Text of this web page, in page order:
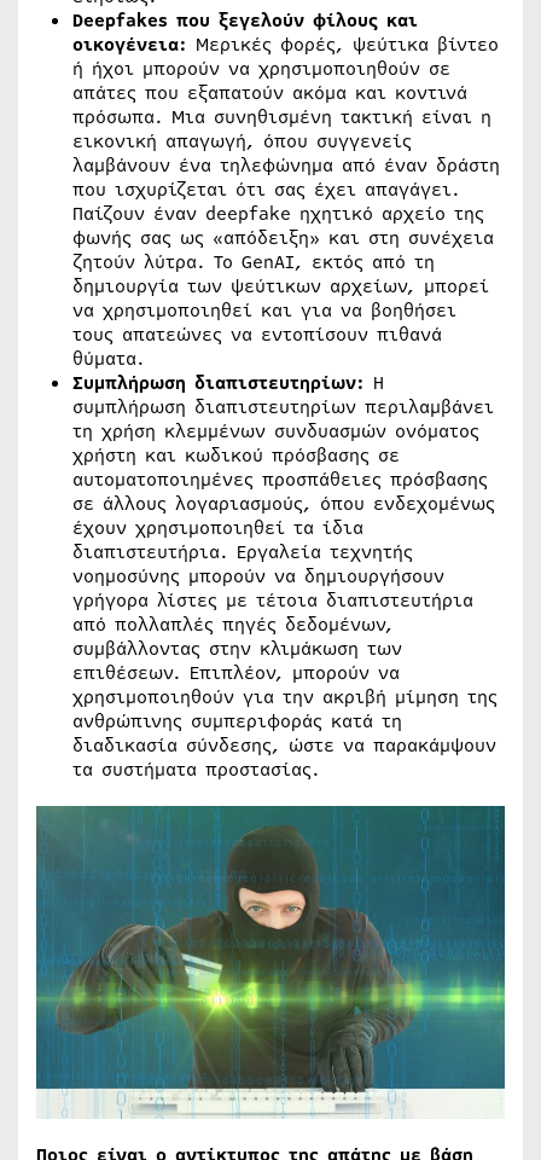
Deepfakes που ξεγελούν φίλους και
οικογένεια: Μερικές φορές, ψεύτικα βίντεο
ή ήχοι μπορούν να χρησιμοποιηθούν σε
απάτες που εξαπατούν ακόμα και κοντινά
πρόσωπα. Μια συνηθισμένη τακτική είναι η
εικονική απαγωγή, όπου συγγενείς
λαμβάνουν ένα τηλεφώνημα από έναν δράστη
που ισχυρίζεται ότι σας έχει απαγάγει.
Παίζουν έναν deepfake ηχητικό αρχείο της
φωνής σας ως «απόδειξη» και στη συνέχεια
ζητούν λύτρα. Το GenAI, εκτός από τη
δημιουργία των ψεύτικων αρχείων, μπορεί
να χρησιμοποιηθεί και για να βοηθήσει
τους απατεώνες να εντοπίσουν πιθανά
θύματα.
Συμπλήρωση διαπιστευτηρίων: Η
συμπλήρωση διαπιστευτηρίων περιλαμβάνει
τη χρήση κλεμμένων συνδυασμών ονόματος
χρήστη και κωδικού πρόσβασης σε
αυτοματοποιημένες προσπάθειες πρόσβασης
σε άλλους λογαριασμούς, όπου ενδεχομένως
έχουν χρησιμοποιηθεί τα ίδια
διαπιστευτήρια. Εργαλεία τεχνητής
νοημοσύνης μπορούν να δημιουργήσουν
γρήγορα λίστες με τέτοια διαπιστευτήρια
από πολλαπλές πηγές δεδομένων,
συμβάλλοντας στην κλιμάκωση των
επιθέσεων. Επιπλέον, μπορούν να
χρησιμοποιηθούν για την ακριβή μίμηση της
ανθρώπινης συμπεριφοράς κατά τη
διαδικασία σύνδεσης, ώστε να παρακάμψουν
τα συστήματα προστασίας.